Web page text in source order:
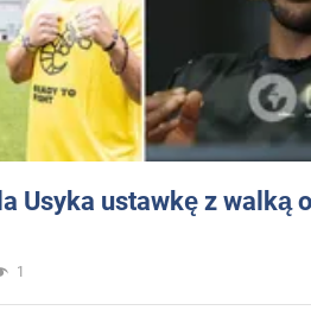
Usyka ustawkę z walką
1